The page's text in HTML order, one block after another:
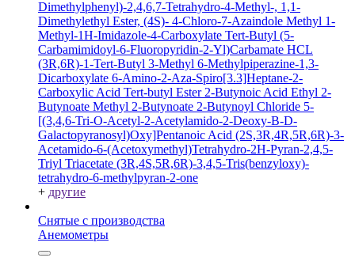
Dimethylphenyl)-2,4,6,7-Tetrahydro-4-Methyl-, 1,1-
Dimethylethyl Ester, (4S)- 4-Chloro-7-Azaindole Methyl 1-
Methyl-1H-Imidazole-4-Carboxylate Tert-Butyl (5-
Carbamimidoyl-6-Fluoropyridin-2-Yl)Carbamate HCL
(3R,6R)-1-Tert-Butyl 3-Methyl 6-Methylpiperazine-1,3-
Dicarboxylate 6-Amino-2-Aza-Spiro[3.3]Heptane-2-
Carboxylic Acid Tert-butyl Ester 2-Butynoic Acid Ethyl 2-
Butynoate Methyl 2-Butynoate 2-Butynoyl Chloride 5-
[(3,4,6-Tri-O-Acetyl-2-Acetylamido-2-Deoxy-B-D-
Galactopyranosyl)Oxy]Pentanoic Acid (2S,3R,4R,5R,6R)-3-
Acetamido-6-(Acetoxymethyl)Tetrahydro-2H-Pyran-2,4,5-
Triyl Triacetate (3R,4S,5R,6R)-3,4,5-Tris(benzyloxy)-
tetrahydro-6-methylpyran-2-one
+ другие
Снятые с производства
Анемометры